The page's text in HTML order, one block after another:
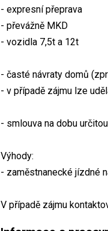
- expresní přeprava
- převážně MKD
- vozidla 7,5t a 12t
- časté návraty domů
- v případě zájmu lze
- smlouva na dobu
Výhody:
- zaměstnanecké jízdné
V případě zájmu